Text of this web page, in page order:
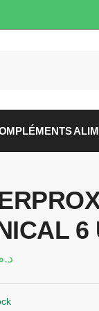
6